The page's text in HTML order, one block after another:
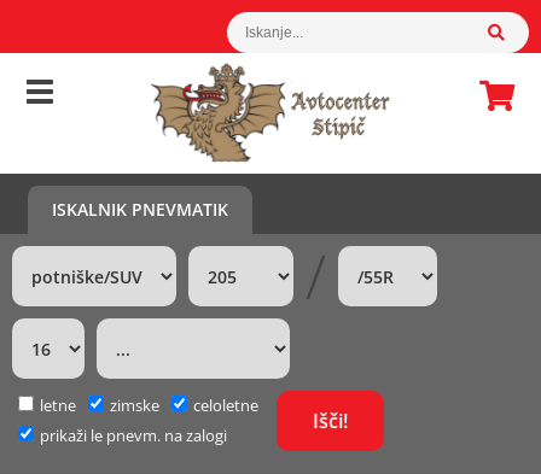
ISKALNIK PNEVMATIK
/
letne zimske
celoletne
prikaži le pnevm. na zalogi